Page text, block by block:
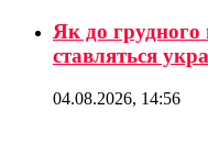
Як до грудного
ставляться
04.08.2026, 14:56